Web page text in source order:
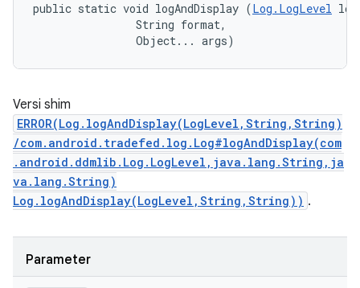
public static void logAndDisplay (Log.LogLevel
                String format,
                Object... args)
Versi shim
ERROR(Log.logAndDisplay(LogLevel,String,String)
/com.android.tradefed.log.Log#logAndDisplay(com
.android.ddmlib.Log.LogLevel,java.lang.String,ja
va.lang.String)
Log.logAndDisplay(LogLevel,String,String)) .
Parameter